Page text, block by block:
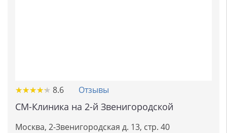
★★★★★
★★★★★ 8.6 Отзывы
СМ-Клиника на 2-й Звенигородской
Москва, 2-Звенигородская д. 13, стр. 40